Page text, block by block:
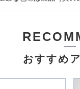
おすすめ